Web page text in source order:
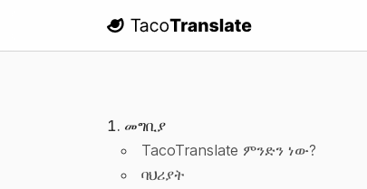
TacoTranslate
መግቢያ
TacoTranslate ምንድን ነው?
ባህሪያት